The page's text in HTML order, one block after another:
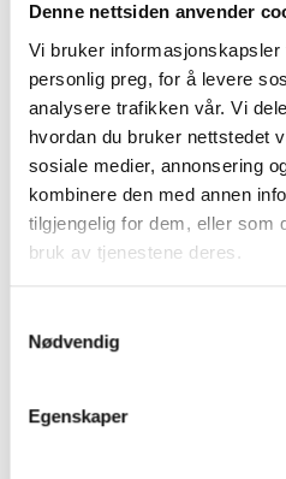
Denne nettsiden anvender
Vi bruker
personlig preg, for å levere
analysere trafikken vår. Vi
hvordan du bruker nettstedet
sosiale medier, annonsering
kombinere den med annen
tilgjengelig for dem, eller som
bruk av tjenestene deres.
Nødvendig
Egenskaper
kroner
2024-03-26 08:02